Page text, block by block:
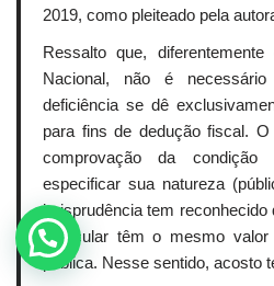
2019, como pleiteado pela
Ressalto que,
Nacional, não é
deficiência se dê
para fins de dedução fiscal.
comprovação da
especificar sua natureza
jurisprudência tem
particular têm o mesmo
pública. Nesse sentido, acosto